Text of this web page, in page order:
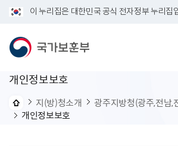
이 누리집은 대한민국 공식 전자정부 누리집
개인정보보호
지(방)청소개 광주지방청(광주,전남,
개인정보보호